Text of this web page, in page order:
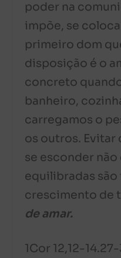
poder na
impõe, se
primeiro dom
disposição é o
concreto
banheiro,
carregamos o
os outros. Evitar
se esconder
equilibradas são
crescimento de
de amar.
1Cor 12,12-14.27-